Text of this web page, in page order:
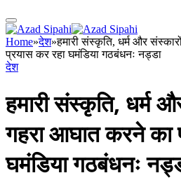
Home»देश»हमारी संस्कृति, धर्म और
प्रयास कर रहा घमंडिया गठबंधनः नड्डा
देश
हमारी संस्कृति, धर्म
गहरा आघात करने का
घमंडिया गठबंधनः